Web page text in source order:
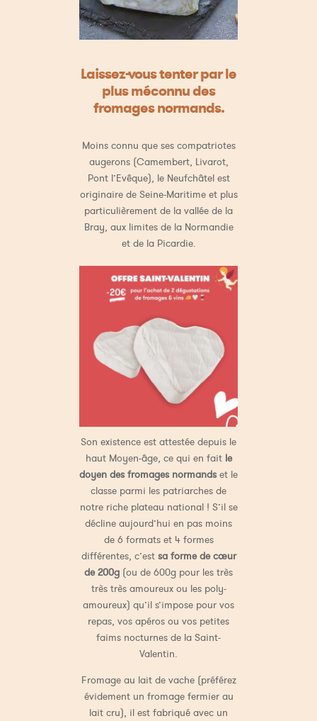
Laissez-vous tenter par le
plus méconnu des
fromages normands.
Moins connu que ses compatriotes
augerons (Camembert, Livarot,
Pont l’Evêque), le Neufchâtel est
originaire de Seine-Maritime et plus
particulièrement de la vallée de la
Bray, aux limites de la Normandie
et de la Picardie.
Son existence est attestée depuis le
haut Moyen-âge, ce qui en fait le
doyen des fromages normands et le
classe parmi les patriarches de
notre riche plateau national ! S’il se
décline aujourd’hui en pas moins
de 6 formats et 4 formes
différentes, c’est sa forme de cœur
de 200g (ou de 600g pour les très
très très amoureux ou les poly-
amoureux) qu’il s’impose pour vos
repas, vos apéros ou vos petites
faims nocturnes de la Saint-
Valentin.
Fromage au lait de vache (préférez
évidement un fromage fermier au
lait cru), il est fabriqué avec un